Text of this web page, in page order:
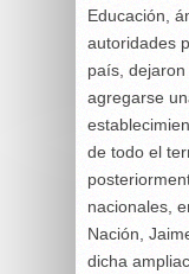
Educación,
autoridades
país,
agregarse
de todo el
nacionales,
Nación,
dicha